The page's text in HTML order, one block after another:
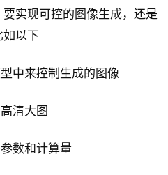
实现可控的图像生成，还是
如以下
中来控制生成的图像
清大图
数和计算量